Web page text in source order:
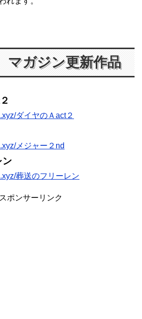
マガジン更新作品
ダイヤのＡact２
メジャー２nd
葬送のフリーレン
スポンサーリンク